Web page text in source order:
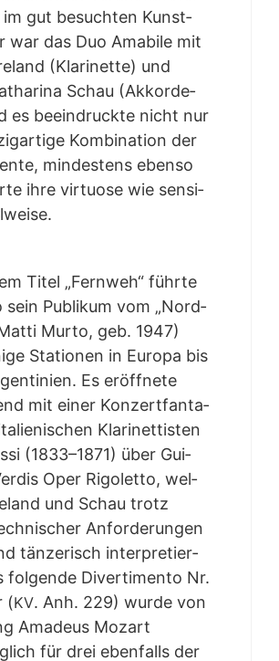
im gut besuch­ten Kunst­
war das Duo Ama­bi­le mit
(Kla­ri­net­te) und
Schau (Akkor­de­
es beein­druck­te nicht nur
Kom­bi­na­ti­on der
min­des­tens eben­so
ihre vir­tuo­se wie sen­si­
Titel „Fern­weh“ führ­te
sein Publi­kum vom „Nord­
Mur­to, geb. 1947)
Sta­tio­nen in Euro­pa bis
Es eröff­ne­te
mit einer Kon­zert­fan­ta­
Kla­ri­net­tis­ten
(1833–1871) über Gui­
Oper Rigo­let­to, wel­
und Schau trotz
Anfor­de­run­gen
tän­ze­risch inter­pre­tier­
fol­gen­de Diver­ti­men­to Nr.
(KV. Anh. 229) wur­de von
Ama­de­us Mozart
für drei eben­falls der